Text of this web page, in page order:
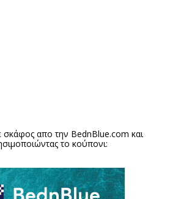
σκάφος απο την BednBlue.com και
το κούπονι: